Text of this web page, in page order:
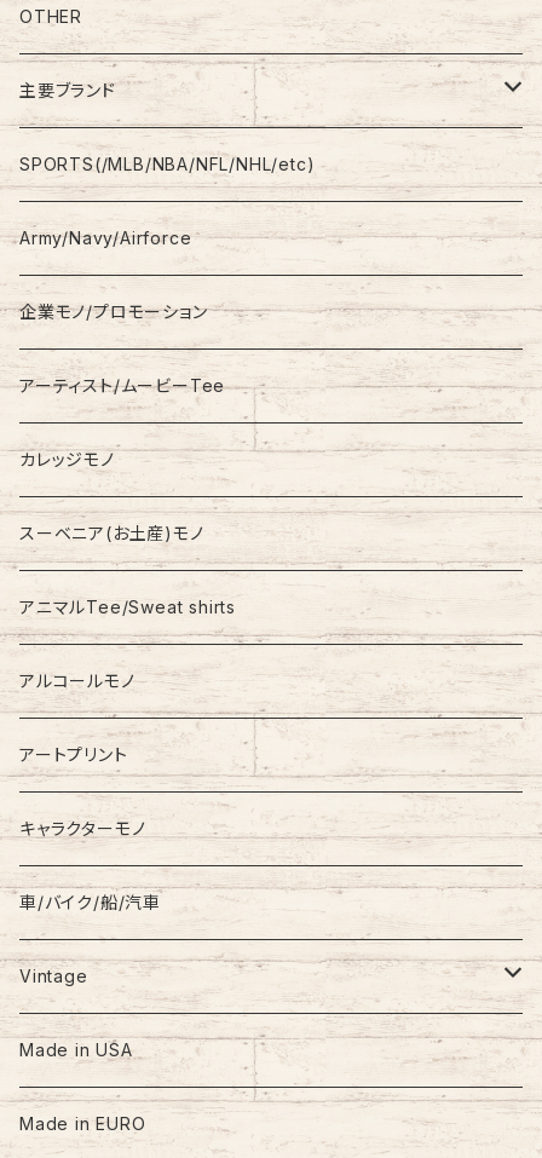
S/L Tee
Polo Shirt
Shirt
L/S
S/S
Sweatshirt
Hoodie
Fleece
Knit/Sweater
Jacket
Nylon Jacket
Stadium Jumper
Down Jacket
Jeans/Denim
Work Pants
Shorts
OTHER
主要ブランド
adidas
Champion
Carhartt
Columbia
NAUTICA
NIKE
RALPH LAUREN
TOMMY HILFIGER
Levi’s
SPORTS(/MLB/NBA/NFL/NHL/etc)
Army/Navy/Airforce
企業モノ/プロモーション
アーティスト/ムービーTee
カレッジモノ
スーベニア(お土産)モノ
アニマルTee/Sweat shirts
アルコールモノ
アートプリント
キャラクターモノ
車/バイク/船/汽車
Vintage
60s-70s
80s
Made in USA
Made in EURO